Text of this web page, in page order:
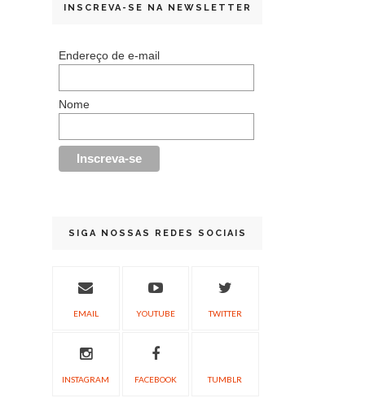
INSCREVA-SE NA NEWSLETTER
Endereço de e-mail
Nome
SIGA NOSSAS REDES SOCIAIS
EMAIL YOUTUBE TWITTER
INSTAGRAM FACEBOOK TUMBLR